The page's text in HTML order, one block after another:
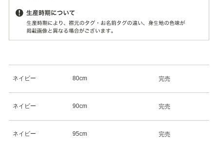
ネイビー 80cm 完売
ネイビー 90cm 完売
ネイビー 95cm 完売